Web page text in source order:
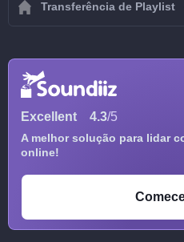
Transferência de Playlist
Excellent 4.3/5
A melhor solução para lidar
online!